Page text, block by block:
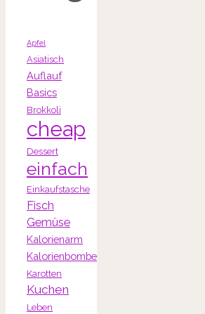
Apfel
Asiatisch
Auflauf
Basics
Brokkoli
cheap
Dessert
einfach
Einkaufstasche
Fisch
Gemüse
Kalorienarm
Kalorienbombe
Karotten
Kuchen
Leben